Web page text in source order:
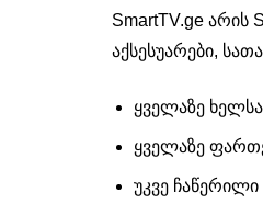
SmartTV.ge არის
აქსესუარები,
ყველაზე
ყველაზე
უკვე